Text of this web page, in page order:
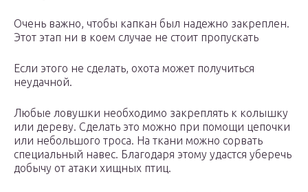
Очень важно, чтобы капкан был надежно закреплен.
Этот этап ни в коем случае не стоит пропускать
Если этого не сделать, охота может получиться
неудачной.
Любые ловушки необходимо закреплять к колышку
или дереву. Сделать это можно при помощи цепочки
или небольшого троса. На ткани можно сорвать
специальный навес. Благодаря этому удастся уберечь
добычу от атаки хищных птиц.